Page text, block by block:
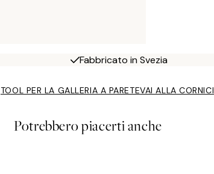
Fabbricato in Svezia
TOOL PER LA GALLERIA A PARETEVAI ALLA CORNICI
Potrebbero piacerti anche